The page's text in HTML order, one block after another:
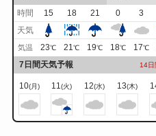
時間
15 18 21 0 3
天気
気温 23℃ 21℃ 19℃ 18℃ 17℃
7日間天気予報 14日
10(月) 11(火) 12(水) 13(木)